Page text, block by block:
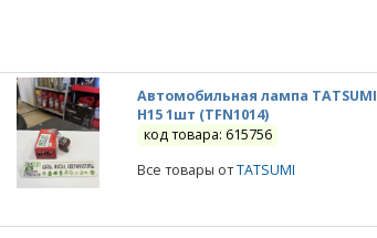
Автомобильная лампа TATSUMI
H15 1шт (TFN1014)
код товара: 615756
Все товары отTATSUMI